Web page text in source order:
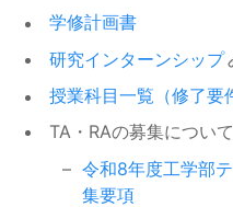
2026/06/14
2026/06/11
令
い
2026/05/18
イベント等
【
始
入学料・授業料免除
2025/11/21
その他
収
2025/11/20
奨学金（JASSO）
令
規
学修計画書
研究インターンシップ
授業科目一覧（修了要
TA・RAの募集について
令和8年度工学部
集要項